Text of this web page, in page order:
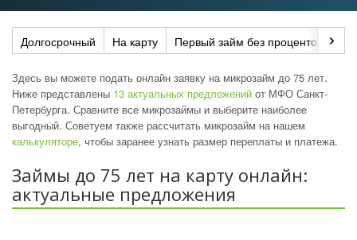
Долгосрочный На карту Первый займ без процентов
Здесь вы можете подать онлайн заявку на микрозайм до 75 лет.
Ниже представлены 13 актуальных предложений от МФО Санкт-
Петербурга. Сравните все микрозаймы и выберите наиболее
выгодный. Советуем также рассчитать микрозайм на нашем
калькуляторе, чтобы заранее узнать размер переплаты и платежа.
Займы до 75 лет на карту онлайн:
актуальные предложения